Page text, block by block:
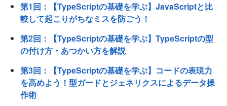
第1回：【TypeScriptの基礎を学ぶ】JavaScriptと比
較して起こりがちなミスを防ごう！
第2回：【TypeScriptの基礎を学ぶ】TypeScriptの型
の付け方・あつかい方を解説
第3回：【TypeScriptの基礎を学ぶ】コードの表現力
を高めよう！型ガードとジェネリクスによるデータ操
作術